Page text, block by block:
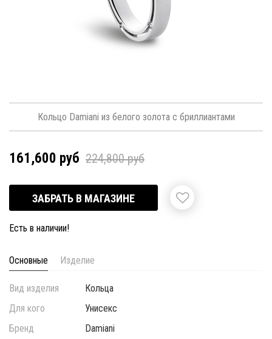
Кольцо Damiani из белого золота с бриллиантами
161,600 руб 224,800 руб
ЗАБРАТЬ В МАГАЗИНЕ
Есть в наличии!
Основные Изделие
Вид изделия
Кольца
Для кого
Унисекс
Бренд
Damiani